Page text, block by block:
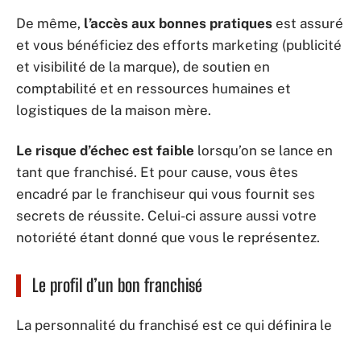
De même, l’accès aux bonnes pratiques est assuré
et vous bénéficiez des efforts marketing (publicité
et visibilité de la marque), de soutien en
comptabilité et en ressources humaines et
logistiques de la maison mère.
Le risque d’échec est faible lorsqu’on se lance en
tant que franchisé. Et pour cause, vous êtes
encadré par le franchiseur qui vous fournit ses
secrets de réussite. Celui-ci assure aussi votre
notoriété étant donné que vous le représentez.
Le profil d’un bon franchisé
La personnalité du franchisé est ce qui définira le